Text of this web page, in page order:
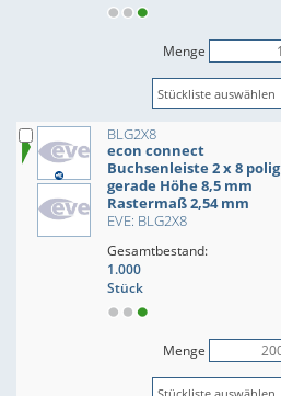
Menge
BLG2X8
econ connect
Buchsenleiste 2 x 8 polig
gerade Höhe 8,5 mm
Rastermaß 2,54 mm
EVE: BLG2X8
Gesamtbestand:
1.000
Stück
Menge